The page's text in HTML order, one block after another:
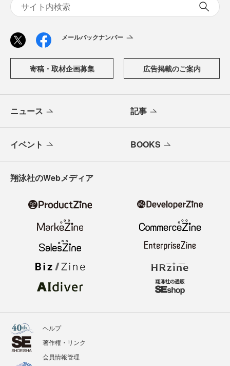
メールバックナンバー
寄稿・取材企画募集 広告掲載のご案内
ニュース 記事
イベント BOOKS
翔泳社のWebメディア
ヘルプ
著作権・リンク
会員情報管理